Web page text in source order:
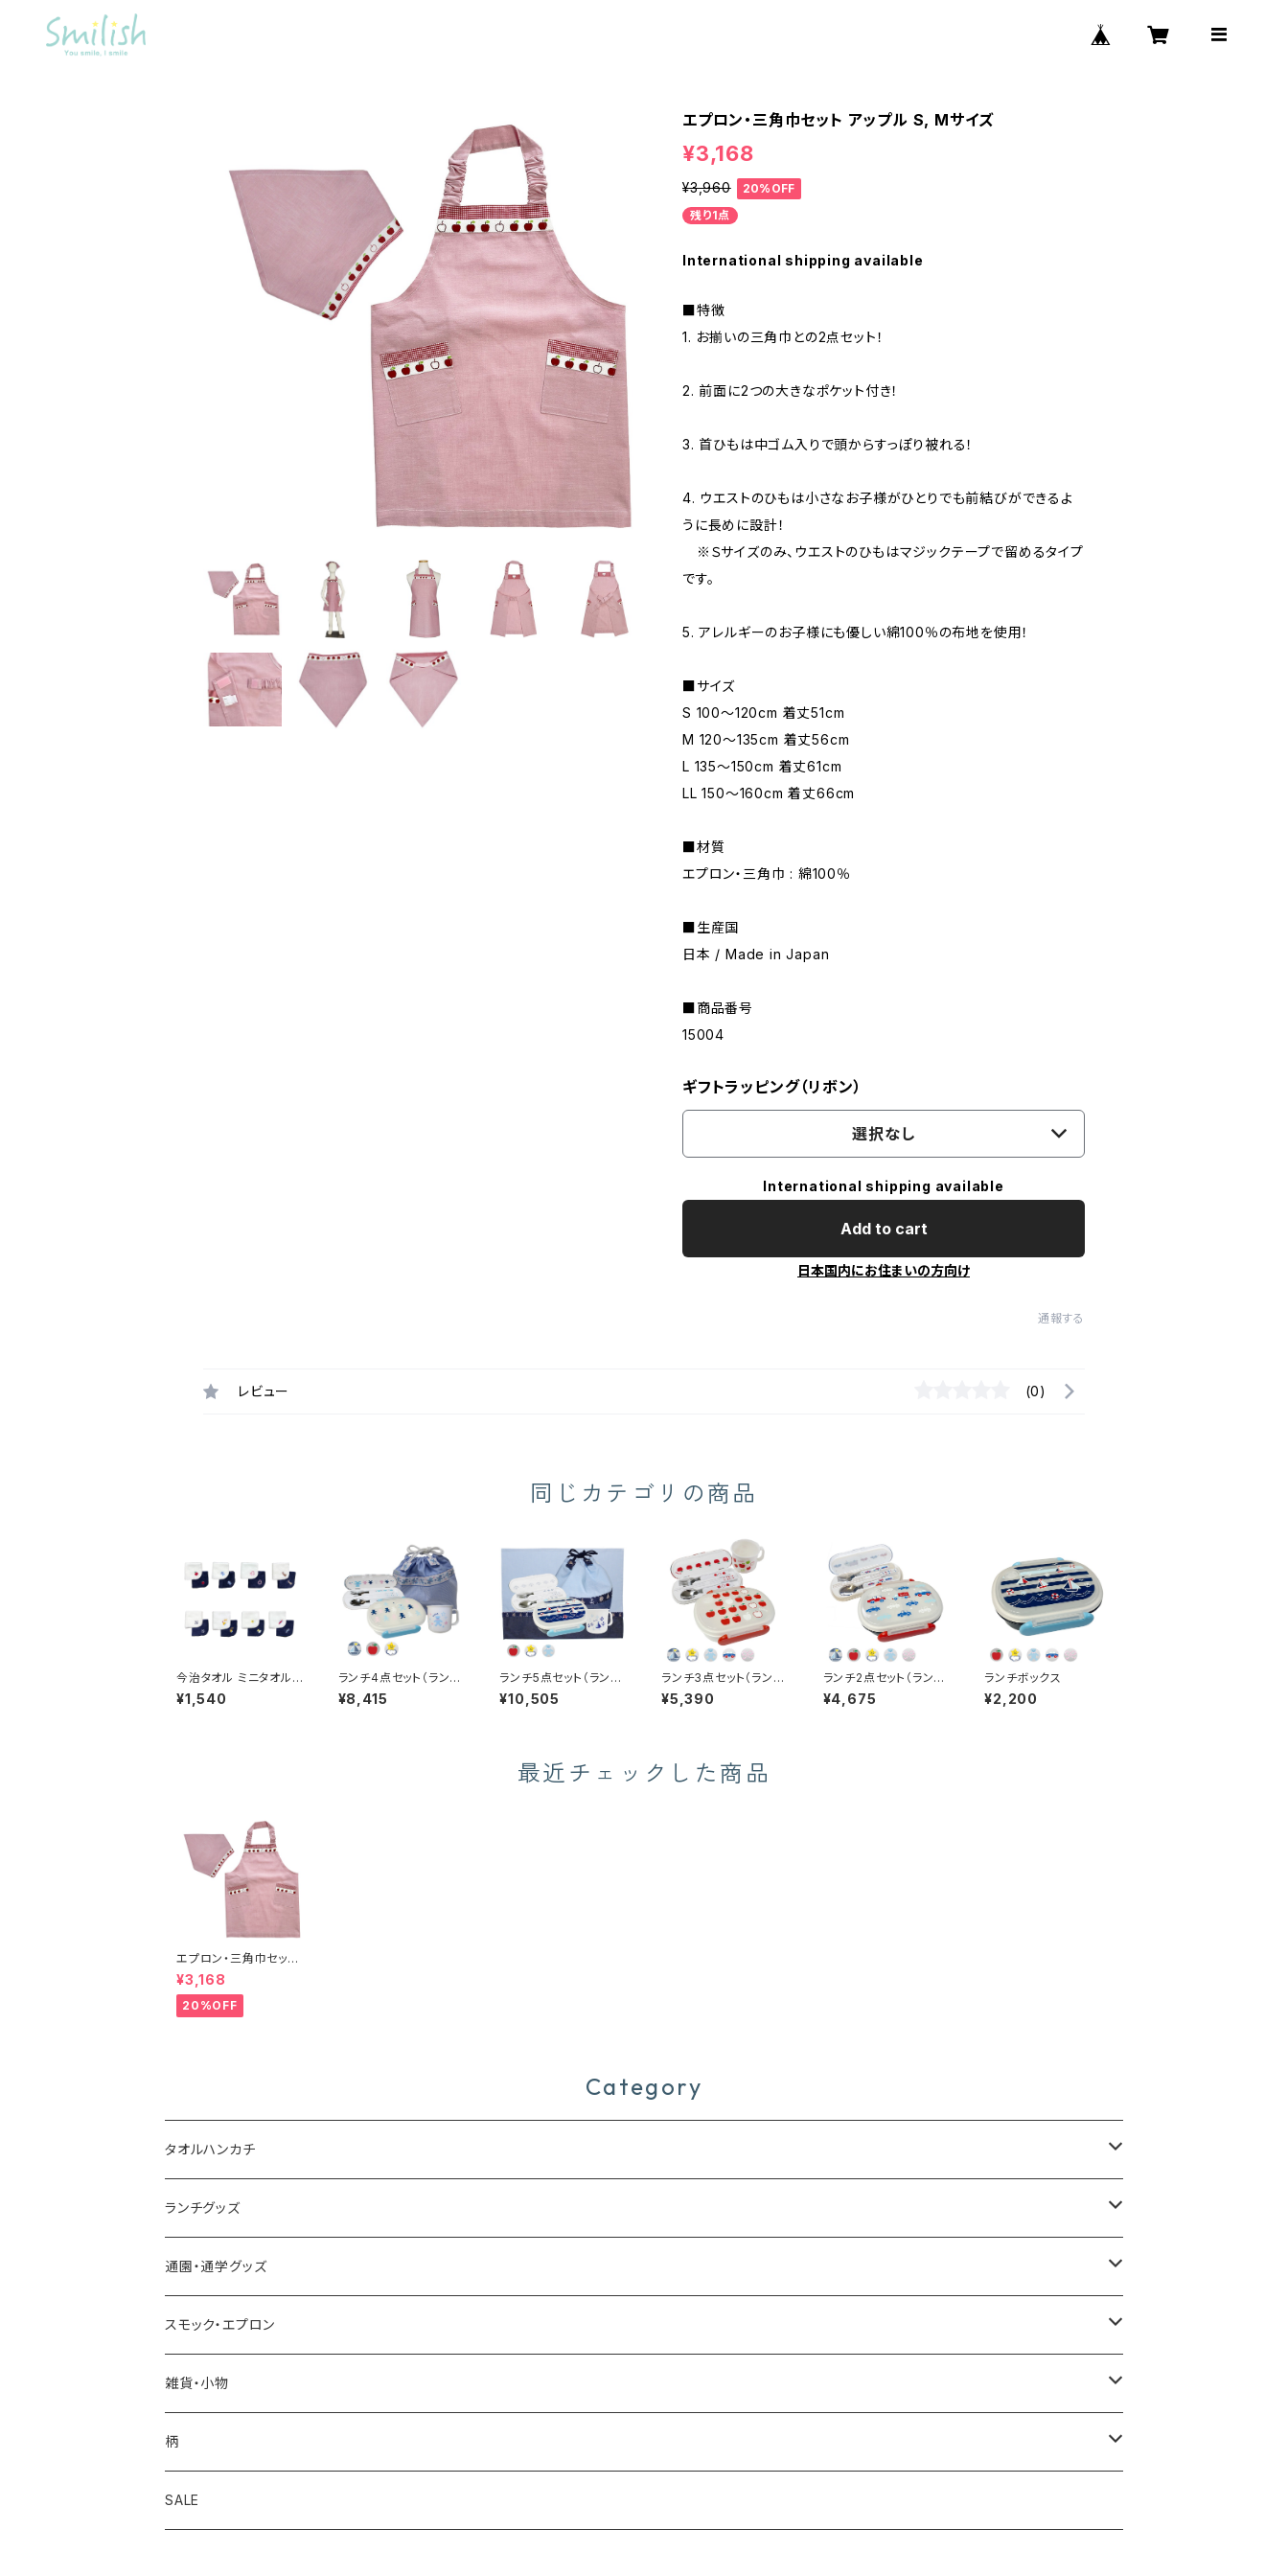
エプロン・三角巾セット アップル S, Mサイズ
¥3,168
¥3,960
20%OFF
残り1点
International shipping available
■特徴
1. お揃いの三角巾との2点セット！
2. 前面に2つの大きなポケット付き！
3. 首ひもは中ゴム入りで頭からすっぽり被れる！
4. ウエストのひもは小さなお子様がひとりでも前結びができるよ
うに長めに設計！
※Ｓサイズのみ、ウエストのひもはマジックテープで留めるタイプ
です。
5. アレルギーのお子様にも優しい綿100％の布地を使用！
■サイズ
S 100～120cm 着丈51cm
M 120～135cm 着丈56cm
L 135～150cm 着丈61cm
LL 150～160cm 着丈66cm
■材質
エプロン・三角巾 : 綿100％
■生産国
日本 / Made in Japan
■商品番号
15004
ギフトラッピング（リボン）
選択なし
International shipping available
Add to cart
日本国内にお住まいの方向け
通報する
レビュー (0)
同じカテゴリの商品
今治タオル ミニタオル
ハンカチ（2色セット）
¥1,540
ランチ4点セット（ランチ
ボックス）
¥8,415
ランチ5点セット（ランチ
ボックス）
¥10,505
ランチ3点セット（ランチ
ボックス）
¥5,390
ランチ2点セット（ランチ
ボックス）
¥4,675
ランチボックス
¥2,200
最近チェックした商品
エプロン・三角巾セット
アップル S, Mサイズ
¥3,168
20%OFF
Category
タオルハンカチ
今治タオルハンカチ
今治ミニタオルハンカチ
合わせミニタオルハンカチ
ランチグッズ
お弁当箱
カトラリーセット
耐熱コップ
歯ブラシ
セット
通園・通学グッズ
レッスンバッグ
シューズ袋
お着替え袋
お弁当袋
スモック・エプロン
スモック
エプロン・三角巾
雑貨・小物
移動ポケット
コインケース
柄
アップル
SALE